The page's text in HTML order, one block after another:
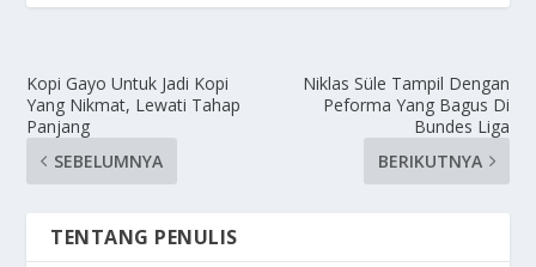
Kopi Gayo Untuk Jadi Kopi
Yang Nikmat, Lewati Tahap
Panjang
SEBELUMNYA
Niklas Süle Tampil Dengan
Peforma Yang Bagus Di
Bundes Liga
BERIKUTNYA
TENTANG PENULIS